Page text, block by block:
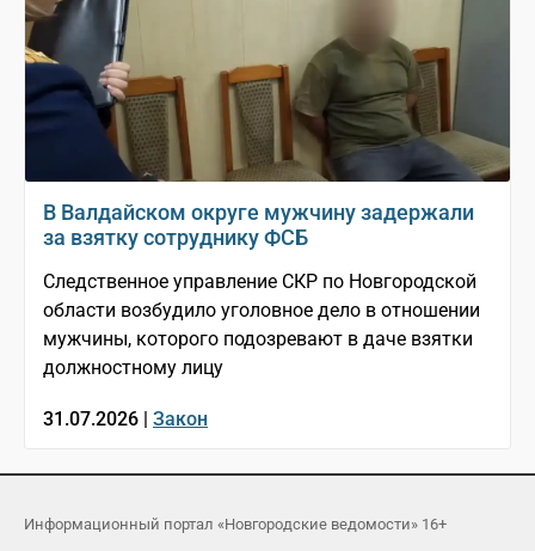
В Валдайском округе мужчину задержали
за взятку сотруднику ФСБ
Следственное управление СКР по Новгородской
области возбудило уголовное дело в отношении
мужчины, которого подозревают в даче взятки
должностному лицу
31.07.2026 | Закон
Информационный портал «Новгородские ведомости» 16+